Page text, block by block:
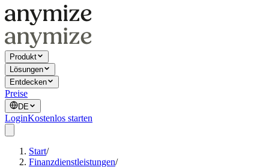
Produkt
Lösungen
Entdecken
Preise
DE
LoginKostenlos starten
Start/
Finanzdienstleistungen/